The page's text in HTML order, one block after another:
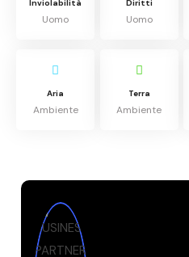
Inviolabilità
Uomo
Diritti
Uomo
Aria
Ambiente
Terra
Ambiente